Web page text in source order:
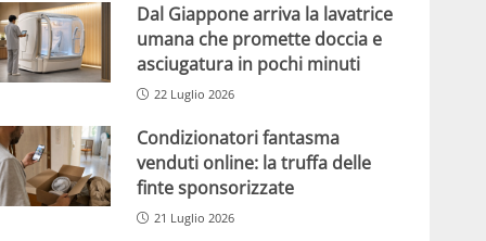
Dal Giappone arriva la lavatrice
umana che promette doccia e
asciugatura in pochi minuti
22 Luglio 2026
Condizionatori fantasma
venduti online: la truffa delle
finte sponsorizzate
21 Luglio 2026